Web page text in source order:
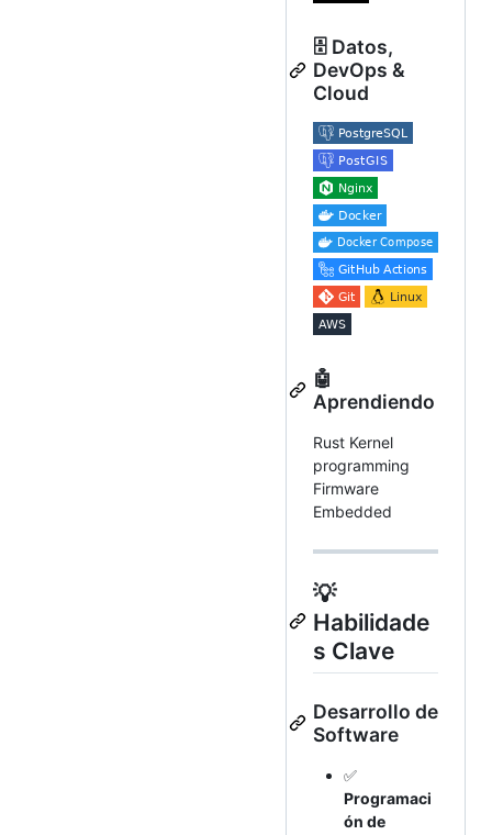
🗄️ Datos,
DevOps &
Cloud
🤖
Aprendiendo
Rust Kernel
programming
Firmware
Embedded
💡
Habilidade
s Clave
Desarrollo de
Software
✅
Programaci
ón de